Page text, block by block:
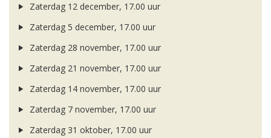
Zaterdag 12 december, 17.00 uur
Zaterdag 5 december, 17.00 uur
Zaterdag 28 november, 17.00 uur
Zaterdag 21 november, 17.00 uur
Zaterdag 14 november, 17.00 uur
Zaterdag 7 november, 17.00 uur
Zaterdag 31 oktober, 17.00 uur